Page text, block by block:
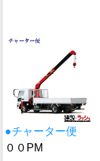
●チャーター便
００PM